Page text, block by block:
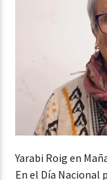
Yarabi Roig en
En el Día Nacional